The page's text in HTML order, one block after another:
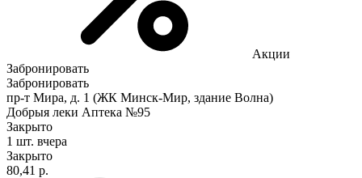
Акции
Забронировать
Забронировать
пр-т Мира, д. 1 (ЖК Минск-Мир, здание Волна)
Добрыя леки Аптека №95
Закрыто
1 шт. вчера
Закрыто
80,41 р.